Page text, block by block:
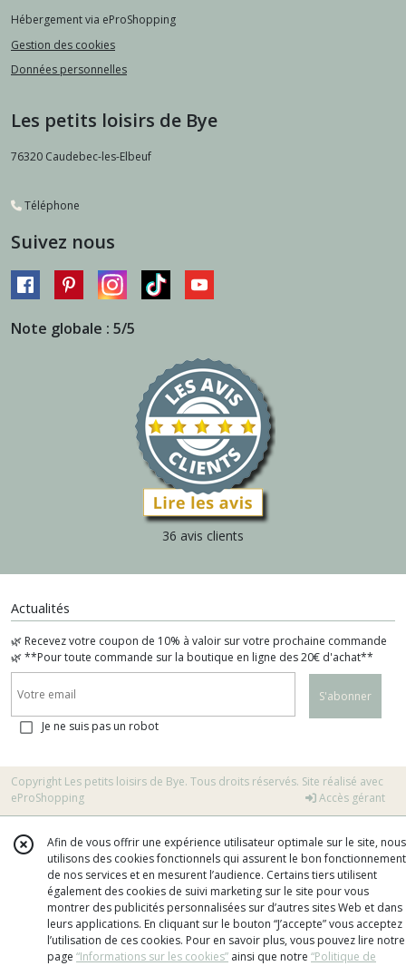
Hébergement via eProShopping
Gestion des cookies
Données personnelles
Les petits loisirs de Bye
76320 Caudebec-les-Elbeuf
Téléphone
Suivez nous
Note globale : 5/5
36 avis clients
Actualités
🌿 Recevez votre coupon de 10% à valoir sur votre prochaine commande
🌿 **Pour toute commande sur la boutique en ligne des 20€ d'achat**
S'abonner
Je ne suis pas un robot
Copyright Les petits loisirs de Bye. Tous droits réservés. Site réalisé avec
eProShopping
Accès gérant
Afin de vous offrir une expérience utilisateur optimale sur le site, nous
utilisons des cookies fonctionnels qui assurent le bon fonctionnement
de nos services et en mesurent l’audience. Certains tiers utilisent
également des cookies de suivi marketing sur le site pour vous
montrer des publicités personnalisées sur d’autres sites Web et dans
leurs applications. En cliquant sur le bouton “J’accepte” vous acceptez
l’utilisation de ces cookies. Pour en savoir plus, vous pouvez lire notre
page “Informations sur les cookies” ainsi que notre “Politique de